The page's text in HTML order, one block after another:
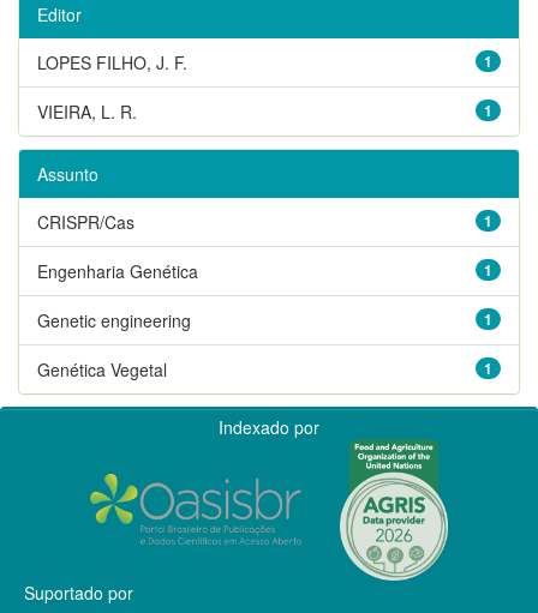
Editor
1
LOPES FILHO, J. F.
1
VIEIRA, L. R.
Assunto
1
CRISPR/Cas
1
Engenharia Genética
1
Genetic engineering
1
Genética Vegetal
Indexado por
Suportado por